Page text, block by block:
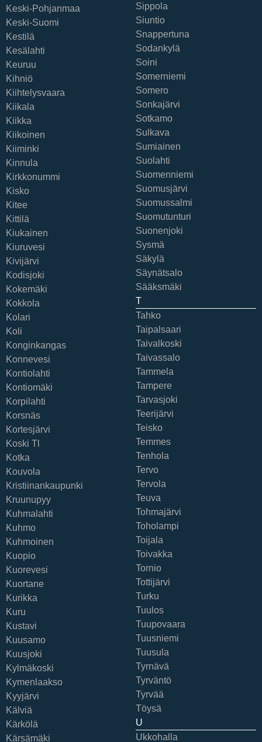
Keski-Pohjanmaa
Keski-Suomi
Kestilä
Kesälahti
Keuruu
Kihniö
Kiihtelysvaara
Kiikala
Kiikka
Kiikoinen
Kiiminki
Kinnula
Kirkkonummi
Kisko
Kitee
Kittilä
Kiukainen
Kiuruvesi
Kivijärvi
Kodisjoki
Kokemäki
Kokkola
Kolari
Koli
Konginkangas
Konnevesi
Kontiolahti
Kontiomäki
Korpilahti
Korsnäs
Kortesjärvi
Koski Tl
Kotka
Kouvola
Kristiinankaupunki
Kruunupyy
Kuhmalahti
Kuhmo
Kuhmoinen
Kuopio
Kuorevesi
Kuortane
Kurikka
Kuru
Kustavi
Kuusamo
Kuusjoki
Kylmäkoski
Kymenlaakso
Kyyjärvi
Kälviä
Kärkölä
Kärsämäki
Sippola
Siuntio
Snappertuna
Sodankylä
Soini
Somerniemi
Somero
Sonkajärvi
Sotkamo
Sulkava
Sumiainen
Suolahti
Suomenniemi
Suomusjärvi
Suomussalmi
Suomutunturi
Suonenjoki
Sysmä
Säkylä
Säynätsalo
Sääksmäki
T
Tahko
Taipalsaari
Taivalkoski
Taivassalo
Tammela
Tampere
Tarvasjoki
Teerijärvi
Teisko
Temmes
Tenhola
Tervo
Tervola
Teuva
Tohmajärvi
Toholampi
Toijala
Toivakka
Tornio
Tottijärvi
Turku
Tuulos
Tuupovaara
Tuusniemi
Tuusula
Tyrnävä
Tyrväntö
Tyrvää
Töysä
U
Ukkohalla